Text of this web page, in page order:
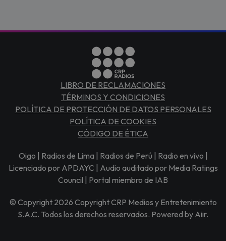
LIBRO DE RECLAMACIONES
TÉRMINOS Y CONDICIONES
POLÍTICA DE PROTECCIÓN DE DATOS PERSONALES
POLÍTICA DE COOKIES
CÓDIGO DE ÉTICA
Oigo | Radios de Lima | Radios de Perú | Radio en vivo |
Licenciado por APDAYC | Audio auditado por Media Ratings
Council | Portal miembro de IAB
© Copyright 2026 Copyright CRP Medios y Entretenimiento
S.A.C. Todos los derechos reservados. Powered by Aiir.